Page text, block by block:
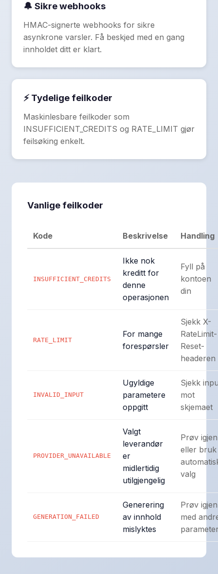
🔔 Sikre webhooks
HMAC-signerte webhooks for sikre
asynkrone varsler. Få beskjed med en gang
innholdet ditt er klart.
⚡ Tydelige feilkoder
Maskinlesbare feilkoder som
INSUFFICIENT_CREDITS og RATE_LIMIT gjør
feilsøking enkelt.
Vanlige feilkoder
Kode Beskrivelse Handling
INSUFFICIENT_CREDITS
Ikke nok
kreditt for
denne
operasjonen
Fyll på
kontoen
din
RATE_LIMIT
For mange
forespørsler
Sjekk X-
RateLimit-
Reset-
headeren
INVALID_INPUT
Ugyldige
parametere
oppgitt
Sjekk
mot
skjemaet
PROVIDER_UNAVAILABLE
Valgt
leverandør
er
midlertidig
utilgjengelig
Prøv igjen
eller bruk
valg
GENERATION_FAILED
Generering
av innhold
mislyktes
Prøv igjen
med